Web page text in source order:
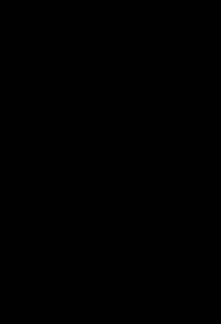
Rails の連携：チュ